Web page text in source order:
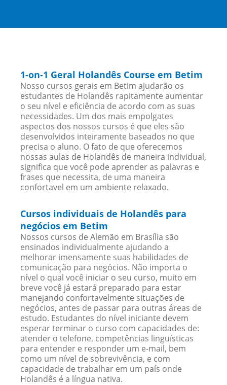
1-on-1 Geral Holandês Course em Betim
Nosso cursos gerais em Betim ajudarão os
estudantes de Holandês rapitamente aumentar
o seu nível e eficiência de acordo com as suas
necessidades. Um dos mais empolgates
aspectos dos nossos cursos é que eles são
desenvolvidos inteiramente baseados no que
precisa o aluno. O fato de que oferecemos
nossas aulas de Holandês de maneira individual,
significa que você pode aprender as palavras e
frases que necessita, de uma maneira
confortavel em um ambiente relaxado.
Cursos individuais de Holandês para
negócios em Betim
Nossos cursos de Alemão em Brasília são
ensinados individualmente ajudando a
melhorar imensamente suas habilidades de
comunicação para negócios. Não importa o
nível o qual você iniciar o seu curso, muito em
breve você já estará preparado para estar
manejando confortavelmente situações de
negócios, antes de passar para outras áreas de
estudo. Estudantes do nível iniciante devem
esperar terminar o curso com capacidades de:
atender o telefone, competências linguísticas
para entender e responder um e-mail, bem
como um nível de sobrevivência, e com
capacidade de trabalhar em um país onde
Holandês é a língua nativa.